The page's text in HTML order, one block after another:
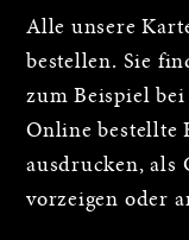
Alle unsere
bestellen. Sie
zum Beispiel bei
Online bestellte
ausdrucken, als
vorzeigen oder